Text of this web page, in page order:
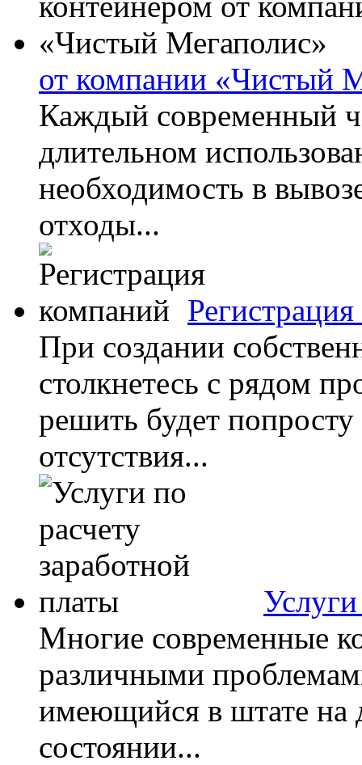
от компании «Чистый
Каждый современный
длительном
необходимость в
отходы...
При создании
столкнетесь с рядом
решить будет
отсутствия...
Многие современные
различными
имеющийся в штате на
состоянии...